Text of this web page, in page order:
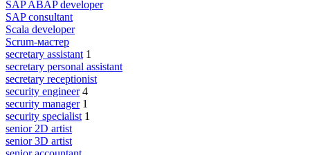
SAP ABAP developer
SAP consultant
Scala developer
Scrum-мастер
secretary assistant 1
secretary personal assistant
secretary receptionist
security engineer 4
security manager 1
security specialist 1
senior 2D artist
senior 3D artist